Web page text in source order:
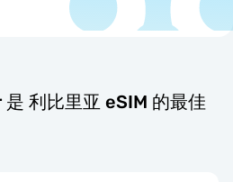
利比里亚 eSIM 的最佳